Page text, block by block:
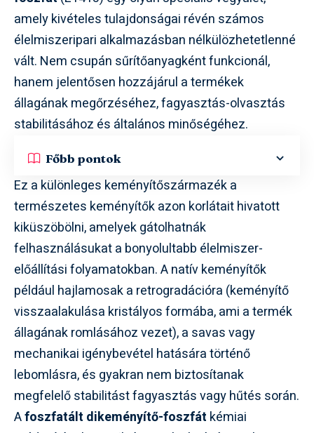
amely kivételes tulajdonságai révén számos
élelmiszeripari alkalmazásban nélkülözhetetlenné
vált. Nem csupán sűrítőanyagként funkcionál,
hanem jelentősen hozzájárul a termékek
állagának megőrzéséhez, fagyasztás-olvasztás
stabilitásához és általános minőségéhez.
Főbb pontok
Ez a különleges keményítőszármazék a
természetes keményítők azon korlátait hivatott
kiküszöbölni, amelyek gátolhatnák
felhasználásukat a bonyolultabb élelmiszer-
előállítási folyamatokban. A natív keményítők
például hajlamosak a retrogradációra (keményítő
visszaalakulása kristályos formába, ami a termék
állagának romlásához vezet), a savas vagy
mechanikai igénybevétel hatására történő
lebomlásra, és gyakran nem biztosítanak
megfelelő stabilitást fagyasztás vagy hűtés során.
Afoszfatált dikeményítő-foszfát kémiai